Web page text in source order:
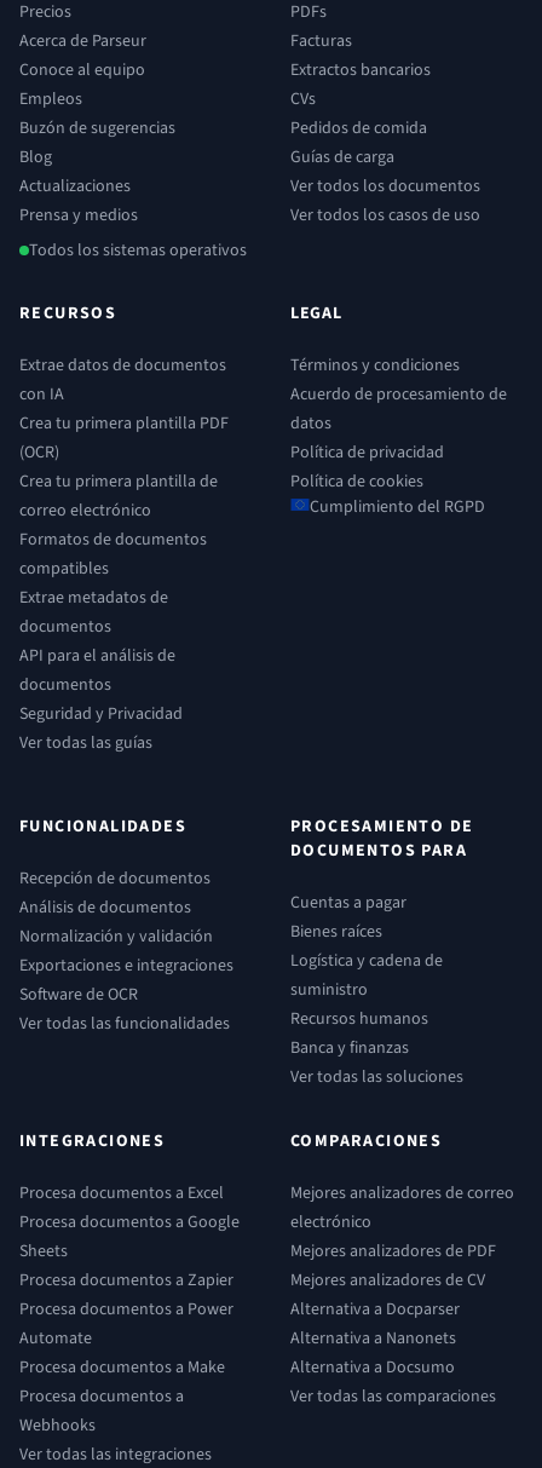
Precios
Acerca de Parseur
Conoce al equipo
Empleos
Buzón de sugerencias
Blog
Actualizaciones
Prensa y medios
Todos los sistemas operativos
PDFs
Facturas
Extractos bancarios
CVs
Pedidos de comida
Guías de carga
Ver todos los documentos
Ver todos los casos de uso
RECURSOS
Extrae datos de documentos
con IA
Crea tu primera plantilla PDF
(OCR)
Crea tu primera plantilla de
correo electrónico
Formatos de documentos
compatibles
Extrae metadatos de
documentos
API para el análisis de
documentos
Seguridad y Privacidad
Ver todas las guías
LEGAL
Términos y condiciones
Acuerdo de procesamiento de
datos
Política de privacidad
Política de cookies
Cumplimiento del RGPD
FUNCIONALIDADES
Recepción de documentos
Análisis de documentos
Normalización y validación
Exportaciones e integraciones
Software de OCR
Ver todas las funcionalidades
PROCESAMIENTO DE
DOCUMENTOS PARA
Cuentas a pagar
Bienes raíces
Logística y cadena de
suministro
Recursos humanos
Banca y finanzas
Ver todas las soluciones
INTEGRACIONES
Procesa documentos a Excel
Procesa documentos a Google
Sheets
Procesa documentos a Zapier
Procesa documentos a Power
Automate
Procesa documentos a Make
Procesa documentos a
Webhooks
Ver todas las integraciones
COMPARACIONES
Mejores analizadores de correo
electrónico
Mejores analizadores de PDF
Mejores analizadores de CV
Alternativa a Docparser
Alternativa a Nanonets
Alternativa a Docsumo
Ver todas las comparaciones